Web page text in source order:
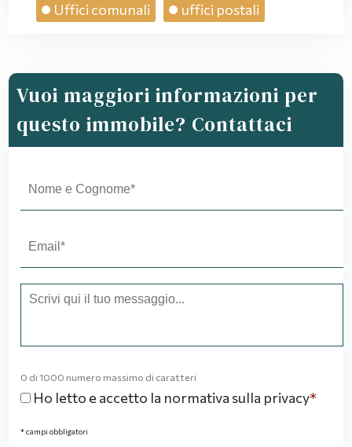
Uffici comunali
uffici postali
Vuoi maggiori informazioni per
questo immobile? Contattaci
o
m
c
o
e
*
m
a
i
t
0 di 1000 numero massimo di caratteri
C
n
Ho letto e accetto la normativa sulla privacy*
* campi obbligatori